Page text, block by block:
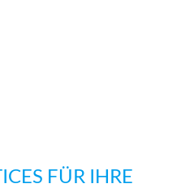
FÜR IHRE